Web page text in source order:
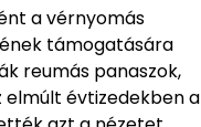
a vérnyomás
támogatására
reumás panaszok,
elmúlt évtizedekben a